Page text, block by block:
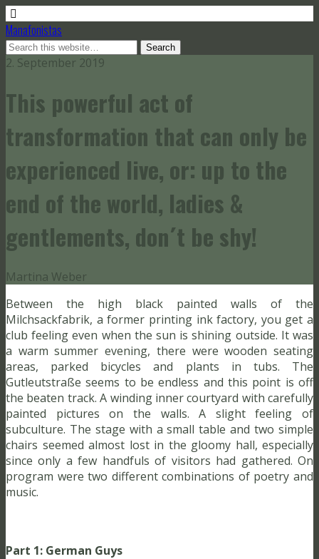
Manafonistas
2. September 2019
This powerful act of
transformation that can only be
experienced live, or: up to the
end of the world, ladies &
gentlements, don´t be shy!
Martina Weber
Between the high black painted walls of the
Milchsackfabrik, a former printing ink factory, you get a
club feeling even when the sun is shining outside. It was
a warm summer evening, there were wooden seating
areas, parked bicycles and plants in tubs. The
Gutleutstraße seems to be endless and this point is off
the beaten track. A winding inner courtyard with carefully
painted pictures on the walls. A slight feeling of
subculture. The stage with a small table and two simple
chairs seemed almost lost in the gloomy hall, especially
since only a few handfuls of visitors had gathered. On
program were two different combinations of poetry and
music.
Part 1: German Guys